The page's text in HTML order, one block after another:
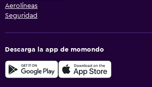
Aerolíneas
Seguridad
Descarga la app de momondo